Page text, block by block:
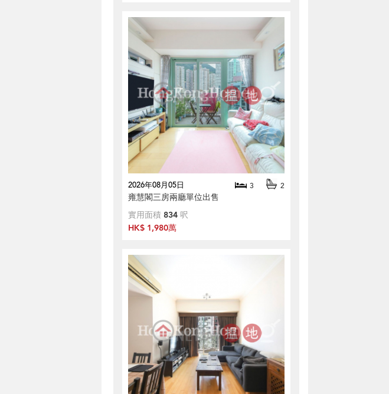
2026年08月05日 3 2
雍慧閣三房兩廳單位出售
實用面積 834 呎
HK$ 1,980萬